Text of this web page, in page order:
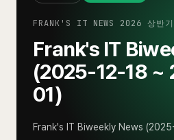
FRANK'S IT NEWS 2026 상반기
Frank's IT
(2025-12-18 ~
01)
Frank's IT Biweekly News